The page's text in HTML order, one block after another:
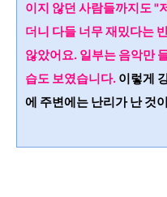
이지 않던 사람들까지도"
더니 다들 너무 재밌다는
않았어요. 일부는 음악만
습도 보였습니다. 이렇게
에 주변에는 난리가 난 것